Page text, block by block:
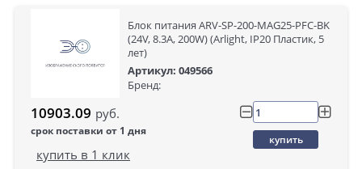
Блок питания ARV-SP-200-MAG25-PFC-BK
(24V, 8.3A, 200W) (Arlight, IP20 Пластик, 5
лет)
Артикул: 049566
Бренд:
10903.09 руб.
срок поставки от 1 дня
купить
купить в 1 клик